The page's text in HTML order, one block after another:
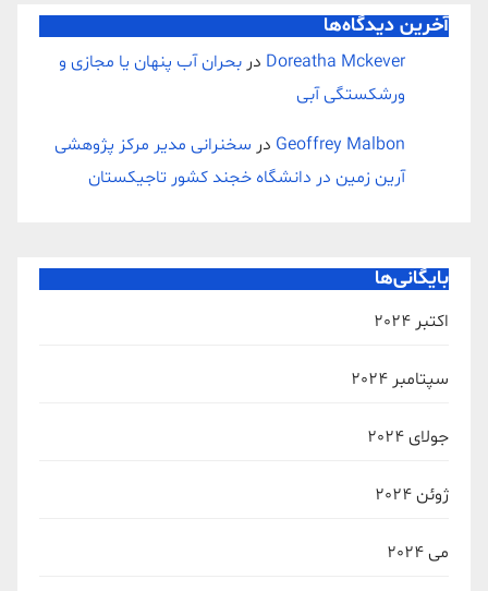
آخرین دیدگاه‌ها
Doreatha Mckever در بحران آب پنهان یا مجازی و
ورشکستگی آبی
Geoffrey Malbon در سخنرانی مدیر مرکز پژوهشی
آرین زمین در دانشگاه خجند کشور تاجیکستان
بایگانی‌ها
اکتبر 2024
سپتامبر 2024
جولای 2024
ژوئن 2024
می 2024